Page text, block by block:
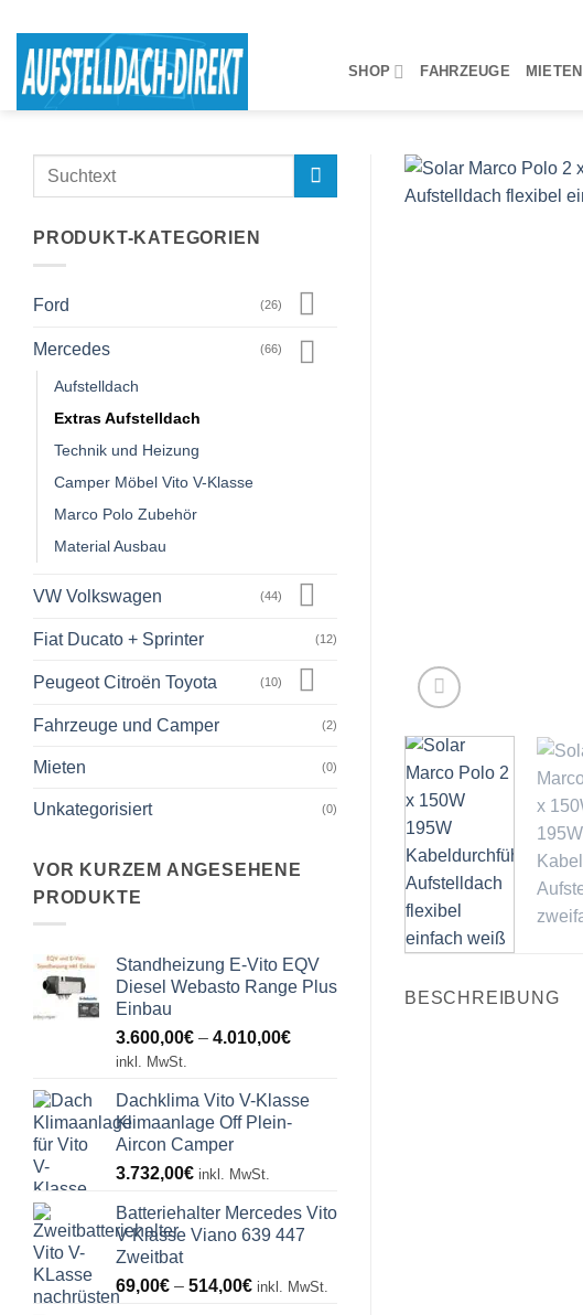
springen
SHOP FAHRZEUGE MIETEN
Suchen
PRODUKT-KATEGORIEN
Ford (26)
Mercedes (66)
Aufstelldach
Extras Aufstelldach
Technik und Heizung
Camper Möbel Vito V-Klasse
Marco Polo Zubehör
Material Ausbau
VW Volkswagen (44)
Fiat Ducato + Sprinter (12)
Peugeot Citroën Toyota (10)
Fahrzeuge und Camper (2)
Mieten (0)
Unkategorisiert (0)
VOR KURZEM ANGESEHENE
PRODUKTE
Standheizung E-Vito EQV
Diesel Webasto Range Plus
Einbau
3.600,00€ – 4.010,00€Preisspanne:
4.010,00€
inkl. MwSt.
Dachklima Vito V-Klasse
Klimaanlage Off Plein-
Aircon Camper
3.732,00€ inkl. MwSt.
Batteriehalter Mercedes Vito
V-Klasse Viano 639 447
Zweitbat
69,00€ – 514,00€Preisspanne:
inkl. MwSt.
BESCHREIBUNG